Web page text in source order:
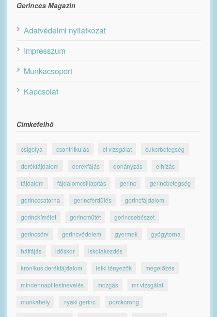
Gerinces Magazin
Adatvédelmi nyilatkozat
Impresszum
Munkacsoport
Kapcsolat
Címkefelhő
csigolya csontritkulás ct vizsgálat cukorbetegség
derékfájdalom derékfájás dohányzás elhízás
fájdalom fájdalomcsillapítás gerinc gerincbetegség
gerinccsatorna gerincferdülés gerincfájdalom
gerinckímélet gerincműtét gerincsebészet
gerincsérv gerincvédelem gyermek gyógytorna
hátfájás időskor iskolakezdés
krónikus derékfájdalom lelki tényezők megelőzés
mindennapi testnevelés mozgás mr vizsgálat
munkahely nyaki gerinc porckorong